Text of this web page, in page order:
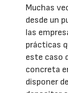
Muchas
desde un
las
prácticas
este caso
concreta
disponer